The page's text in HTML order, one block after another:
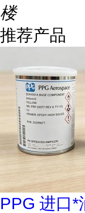
楼
推荐产品
PPG 进口*